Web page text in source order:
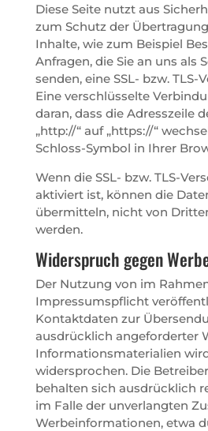
Diese Seite nutzt aus
zum Schutz der
Inhalte, wie zum Beispiel
Anfragen, die Sie an uns als
senden, eine SSL- bzw. TLS-
Eine verschlüsselte
daran, dass die Adresszeile
„http://“ auf „https://“
Schloss-Symbol in Ihrer
Wenn die SSL- bzw. TLS-
aktiviert ist, können die
übermitteln, nicht von
werden.
Widerspruch gegen
Der Nutzung von im
Impressumspflicht
Kontaktdaten zur
ausdrücklich angeforderter
Informationsmaterialien
widersprochen. Die
behalten sich ausdrücklich
im Falle der unverlangten
Werbeinformationen, etwa